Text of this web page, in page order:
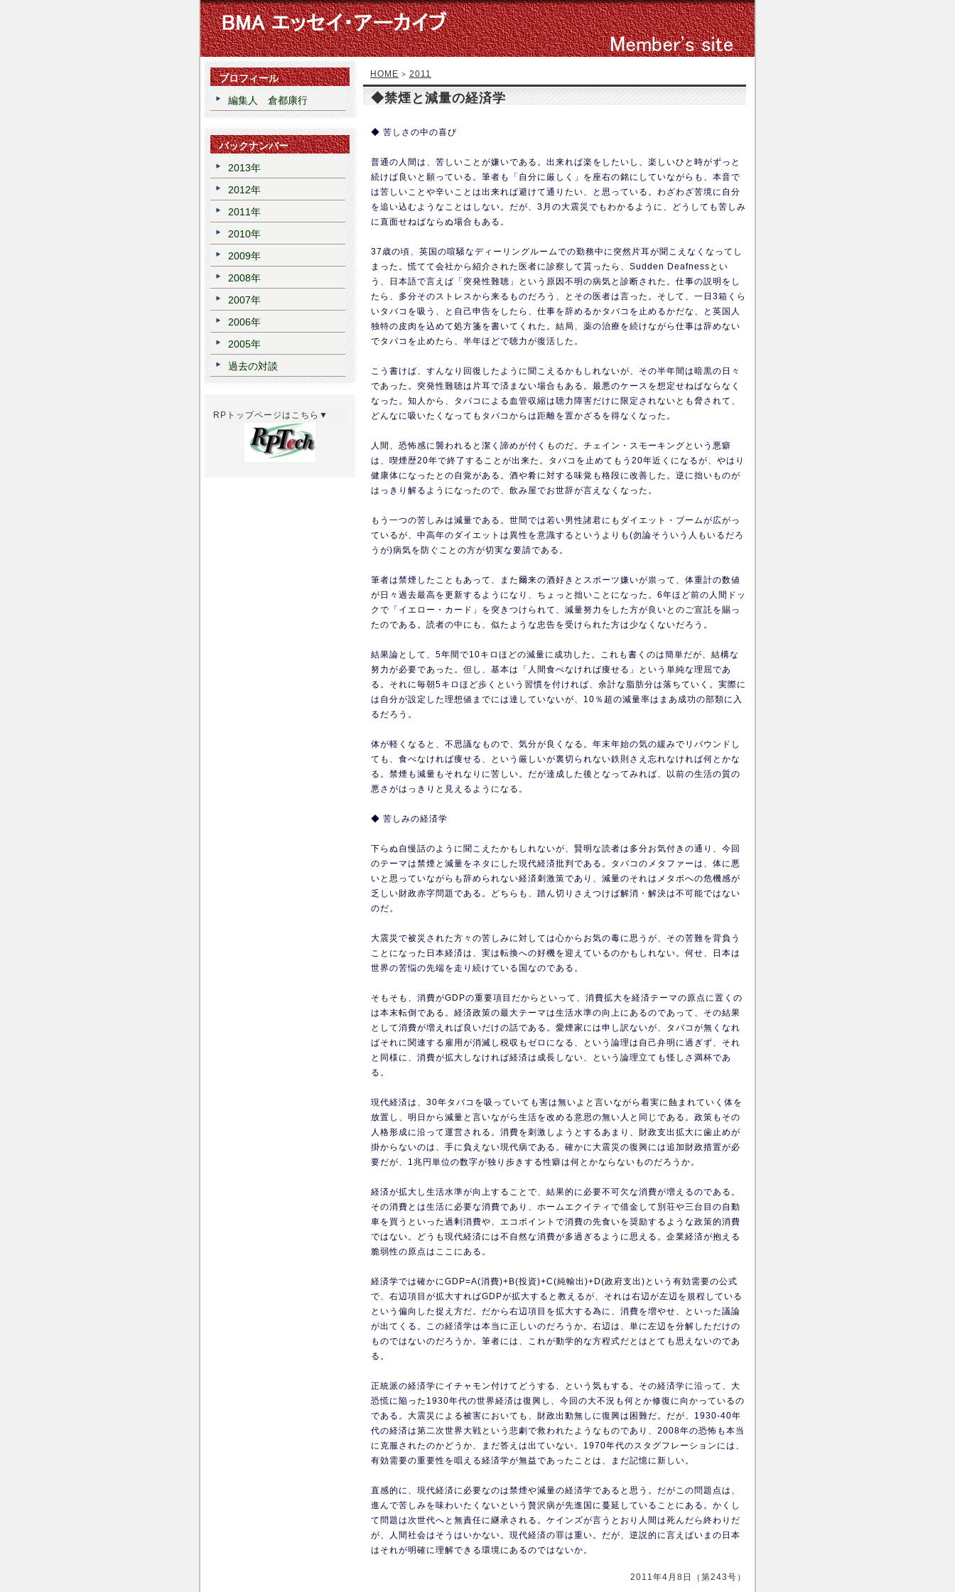
HOME > 2011
◆禁煙と減量の経済学
◆ 苦しさの中の喜び
普通の人間は、苦しいことが嫌いである。出来れば楽をしたいし、楽しいひと時がずっと
続けば良いと願っている。筆者も「自分に厳しく」を座右の銘にしていながらも、本音で
は苦しいことや辛いことは出来れば避けて通りたい、と思っている。わざわざ苦境に自分
を追い込むようなことはしない。だが、3月の大震災でもわかるように、どうしても苦しみ
に直面せねばならぬ場合もある。
37歳の頃、英国の喧騒なディーリングルームでの勤務中に突然片耳が聞こえなくなってし
まった。慌てて会社から紹介された医者に診察して貰ったら、Sudden Deafnessとい
う、日本語で言えば「突発性難聴」という原因不明の病気と診断された。仕事の説明をし
たら、多分そのストレスから来るものだろう、とその医者は言った。そして、一日3箱くら
いタバコを吸う、と自己申告をしたら、仕事を辞めるかタバコを止めるかだな、と英国人
独特の皮肉を込めて処方箋を書いてくれた。結局、薬の治療を続けながら仕事は辞めない
でタバコを止めたら、半年ほどで聴力が復活した。
こう書けば、すんなり回復したように聞こえるかもしれないが、その半年間は暗黒の日々
であった。突発性難聴は片耳で済まない場合もある。最悪のケースを想定せねばならなく
なった。知人から、タバコによる血管収縮は聴力障害だけに限定されないとも脅されて、
どんなに吸いたくなってもタバコからは距離を置かざるを得なくなった。
人間、恐怖感に襲われると潔く諦めが付くものだ。チェイン・スモーキングという悪癖
は、喫煙歴20年で終了することが出来た。タバコを止めてもう20年近くになるが、やはり
健康体になったとの自覚がある。酒や肴に対する味覚も格段に改善した。逆に拙いものが
はっきり解るようになったので、飲み屋でお世辞が言えなくなった。
もう一つの苦しみは減量である。世間では若い男性諸君にもダイエット・ブームが広がっ
ているが、中高年のダイエットは異性を意識するというよりも(勿論そういう人もいるだろ
うが)病気を防ぐことの方が切実な要請である。
筆者は禁煙したこともあって、また爾来の酒好きとスポーツ嫌いが祟って、体重計の数値
が日々過去最高を更新するようになり、ちょっと拙いことになった。6年ほど前の人間ドッ
クで「イエロー・カード」を突きつけられて、減量努力をした方が良いとのご宣託を賜っ
たのである。読者の中にも、似たような忠告を受けられた方は少なくないだろう。
結果論として、5年間で10キロほどの減量に成功した。これも書くのは簡単だが、結構な
努力が必要であった。但し、基本は「人間食べなければ痩せる」という単純な理屈であ
る。それに毎朝5キロほど歩くという習慣を付ければ、余計な脂肪分は落ちていく。実際に
は自分が設定した理想値までには達していないが、10％超の減量率はまあ成功の部類に入
るだろう。
体が軽くなると、不思議なもので、気分が良くなる。年末年始の気の緩みでリバウンドし
ても、食べなければ痩せる、という厳しいが裏切られない鉄則さえ忘れなければ何とかな
る。禁煙も減量もそれなりに苦しい。だが達成した後となってみれば、以前の生活の質の
悪さがはっきりと見えるようになる。
◆ 苦しみの経済学
下らぬ自慢話のように聞こえたかもしれないが、賢明な読者は多分お気付きの通り、今回
のテーマは禁煙と減量をネタにした現代経済批判である。タバコのメタファーは、体に悪
いと思っていながらも辞められない経済刺激策であり、減量のそれはメタボへの危機感が
乏しい財政赤字問題である。どちらも、踏ん切りさえつけば解消・解決は不可能ではない
のだ。
大震災で被災された方々の苦しみに対しては心からお気の毒に思うが、その苦難を背負う
ことになった日本経済は、実は転換への好機を迎えているのかもしれない。何せ、日本は
世界の苦悩の先端を走り続けている国なのである。
そもそも、消費がGDPの重要項目だからといって、消費拡大を経済テーマの原点に置くの
は本末転倒である。経済政策の最大テーマは生活水準の向上にあるのであって、その結果
として消費が増えれば良いだけの話である。愛煙家には申し訳ないが、タバコが無くなれ
ばそれに関連する雇用が消滅し税収もゼロになる、という論理は自己弁明に過ぎず、それ
と同様に、消費が拡大しなければ経済は成長しない、という論理立ても怪しさ満杯であ
る。
現代経済は、30年タバコを吸っていても害は無いよと言いながら着実に蝕まれていく体を
放置し、明日から減量と言いながら生活を改める意思の無い人と同じである。政策もその
人格形成に沿って運営される。消費を刺激しようとするあまり、財政支出拡大に歯止めが
掛からないのは、手に負えない現代病である。確かに大震災の復興には追加財政措置が必
要だが、1兆円単位の数字が独り歩きする性癖は何とかならないものだろうか。
経済が拡大し生活水準が向上することで、結果的に必要不可欠な消費が増えるのである。
その消費とは生活に必要な消費であり、ホームエクイティで借金して別荘や三台目の自動
車を買うといった過剰消費や、エコポイントで消費の先食いを奨励するような政策的消費
ではない。どうも現代経済には不自然な消費が多過ぎるように思える。企業経済が抱える
脆弱性の原点はここにある。
経済学では確かにGDP=A(消費)+B(投資)+C(純輸出)+D(政府支出)という有効需要の公式
で、右辺項目が拡大すればGDPが拡大すると教えるが、それは右辺が左辺を規程している
という偏向した捉え方だ。だから右辺項目を拡大する為に、消費を増やせ、といった議論
が出てくる。この経済学は本当に正しいのだろうか。右辺は、単に左辺を分解しただけの
ものではないのだろうか。筆者には、これが動学的な方程式だとはとても思えないのであ
る。
正統派の経済学にイチャモン付けてどうする、という気もする。その経済学に沿って、大
恐慌に陥った1930年代の世界経済は復興し、今回の大不況も何とか修復に向かっているの
である。大震災による被害においても、財政出動無しに復興は困難だ。だが、1930-40年
代の経済は第二次世界大戦という悲劇で救われたようなものであり、2008年の恐怖も本当
に克服されたのかどうか、まだ答えは出ていない。1970年代のスタグフレーションには、
有効需要の重要性を唱える経済学が無益であったことは、まだ記憶に新しい。
直感的に、現代経済に必要なのは禁煙や減量の経済学であると思う。だがこの問題点は、
進んで苦しみを味わいたくないという贅沢病が先進国に蔓延していることにある。かくし
て問題は次世代へと無責任に継承される。ケインズが言うとおり人間は死んだら終わりだ
が、人間社会はそうはいかない。現代経済の罪は重い。だが、逆説的に言えばいまの日本
はそれが明確に理解できる環境にあるのではないか。
2011年4月8日（第243号）
プロフィール
編集人 倉都康行
バックナンバー
2013年
2012年
2011年
2010年
2009年
2008年
2007年
2006年
2005年
過去の対談
RPトップページはこちら▼